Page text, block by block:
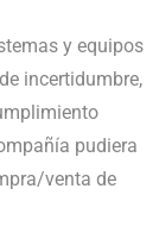
y equipos
incertidumbre,
pudiera
venta de